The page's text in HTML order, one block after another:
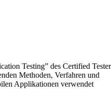
Testing” des Certified Tester
Methoden, Verfahren und
Applikationen verwendet